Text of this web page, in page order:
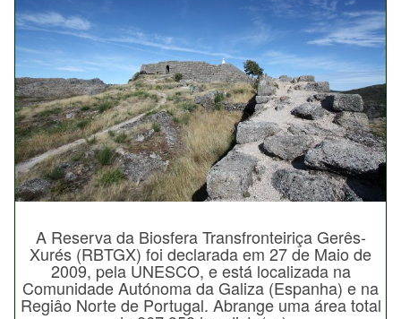
A Reserva da Biosfera Transfronteiriça Gerês-
Xurés (RBTGX) foi declarada em 27 de Maio de
2009, pela UNESCO, e está localizada na
Comunidade Autónoma da Galiza (Espanha) e na
Regiâo Norte de Portugal. Abrange uma área total